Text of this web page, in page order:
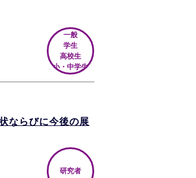
一般
学生
高校生
小・中学生
ならびに今後の展
研究者